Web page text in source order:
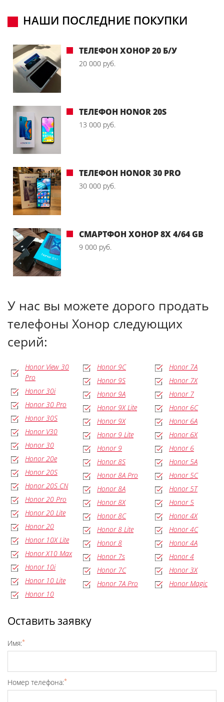
НАШИ ПОСЛЕДНИЕ ПОКУПКИ
ТЕЛЕФОН ХОНОР 20 Б/У
20 000 руб.
ТЕЛЕФОН HONOR 20S
13 000 руб.
ТЕЛЕФОН HONOR 30 PRO
30 000 руб.
СМАРТФОН ХОНОР 8X 4/64 GB
9 000 руб.
У нас вы можете дорого продать
телефоны Хонор следующих
серий:
Honor View 30
Pro
Honor 30i
Honor 30 Pro
Honor 30S
Honor V30
Honor 30
Honor 20e
Honor 20S
Honor 20S CN
Honor 20 Pro
Honor 20 Lite
Honor 20
Honor 10X Lite
Honor X10 Max
Honor 10i
Honor 10 Lite
Honor 10
Honor 9C
Honor 9S
Honor 9A
Honor 9X Lite
Honor 9X
Honor 9 Lite
Honor 9
Honor 8S
Honor 8A Pro
Honor 8A
Honor 8X
Honor 8C
Honor 8 Lite
Honor 8
Honor 7s
Honor 7C
Honor 7A Pro
Honor 7A
Honor 7X
Honor 7
Honor 6C
Honor 6A
Honor 6X
Honor 6
Honor 5A
Honor 5C
Honor 5T
Honor 5
Honor 4X
Honor 4C
Honor 4A
Honor 4
Honor 3X
Honor Magic
Оставить заявку
Имя:*
Номер телефона:*